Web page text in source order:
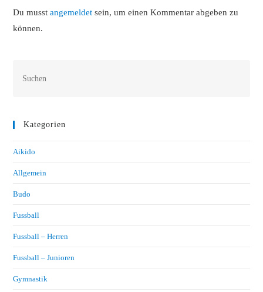
Du musstangemeldet sein, um einen Kommentar abgeben zu
können.
Kategorien
Aikido
Allgemein
Budo
Fussball
Fussball – Herren
Fussball – Junioren
Gymnastik